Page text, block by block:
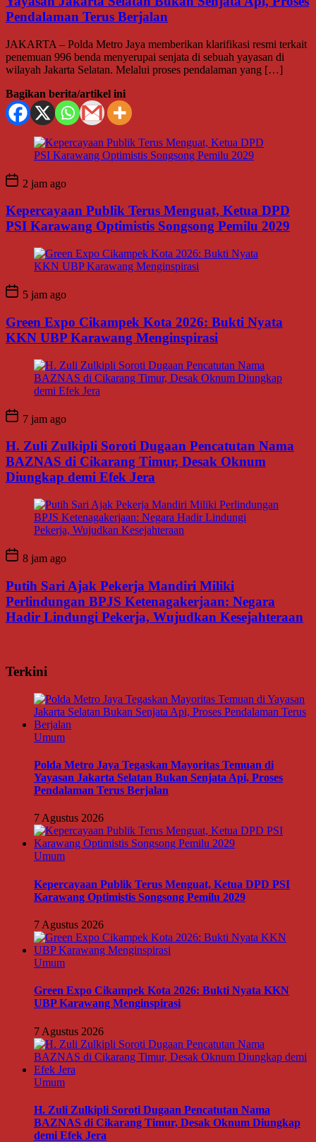
Pendalaman Terus Berjalan
JAKARTA – Polda Metro Jaya memberikan klarifikasi resmi terkait
penemuan 996 benda menyerupai senjata di sebuah yayasan di
wilayah Jakarta Selatan. Melalui proses pendalaman yang […]
Bagikan berita/artikel ini
2 jam ago
Kepercayaan Publik Terus Menguat, Ketua DPD
PSI Karawang Optimistis Songsong Pemilu 2029
5 jam ago
Green Expo Cikampek Kota 2026: Bukti Nyata
KKN UBP Karawang Menginspirasi
7 jam ago
H. Zuli Zulkipli Soroti Dugaan Pencatutan Nama
BAZNAS di Cikarang Timur, Desak Oknum
Diungkap demi Efek Jera
8 jam ago
Putih Sari Ajak Pekerja Mandiri Miliki
Perlindungan BPJS Ketenagakerjaan: Negara
Hadir Lindungi Pekerja, Wujudkan Kesejahteraan
Terkini
Umum
Polda Metro Jaya Tegaskan Mayoritas Temuan di
Yayasan Jakarta Selatan Bukan Senjata Api, Proses
Pendalaman Terus Berjalan
7 Agustus 2026
Umum
Kepercayaan Publik Terus Menguat, Ketua DPD PSI
Karawang Optimistis Songsong Pemilu 2029
7 Agustus 2026
Umum
Green Expo Cikampek Kota 2026: Bukti Nyata KKN
UBP Karawang Menginspirasi
7 Agustus 2026
Umum
H. Zuli Zulkipli Soroti Dugaan Pencatutan Nama
BAZNAS di Cikarang Timur, Desak Oknum Diungkap
demi Efek Jera